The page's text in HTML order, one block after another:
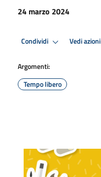
24 marzo 2024
Condividi Vedi azioni
Argomenti:
Tempo libero